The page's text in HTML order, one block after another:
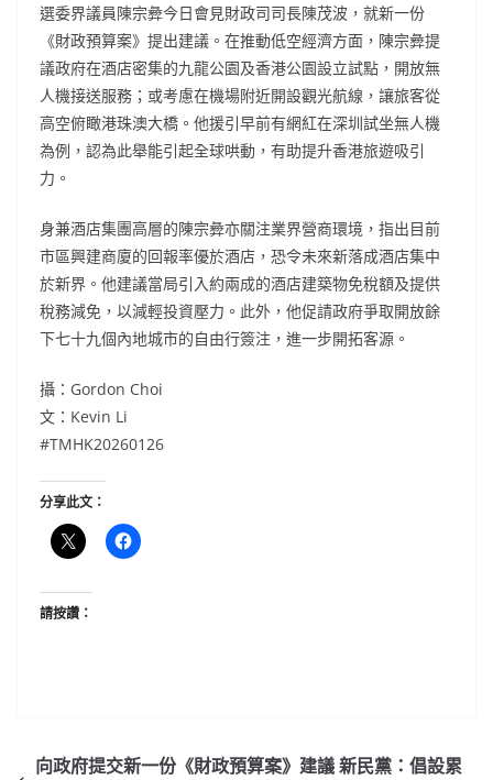
選委界議員陳宗彜今日會見財政司司長陳茂波，就新一份
《財政預算案》提出建議。在推動低空經濟方面，陳宗彜提
議政府在酒店密集的九龍公園及香港公園設立試點，開放無
人機接送服務；或考慮在機場附近開設觀光航線，讓旅客從
高空俯瞰港珠澳大橋。他援引早前有網紅在深圳試坐無人機
為例，認為此舉能引起全球哄動，有助提升香港旅遊吸引
力。
身兼酒店集團高層的陳宗彜亦關注業界營商環境，指出目前
市區興建商廈的回報率優於酒店，恐令未來新落成酒店集中
於新界。他建議當局引入約兩成的酒店建築物免稅額及提供
稅務減免，以減輕投資壓力。此外，他促請政府爭取開放餘
下七十九個內地城市的自由行簽注，進一步開拓客源。
攝：Gordon Choi
文：Kevin Li
#TMHK20260126
分享此文：
請按讚：
向政府提交新一份《財政預算案》建議 新民黨：倡設累